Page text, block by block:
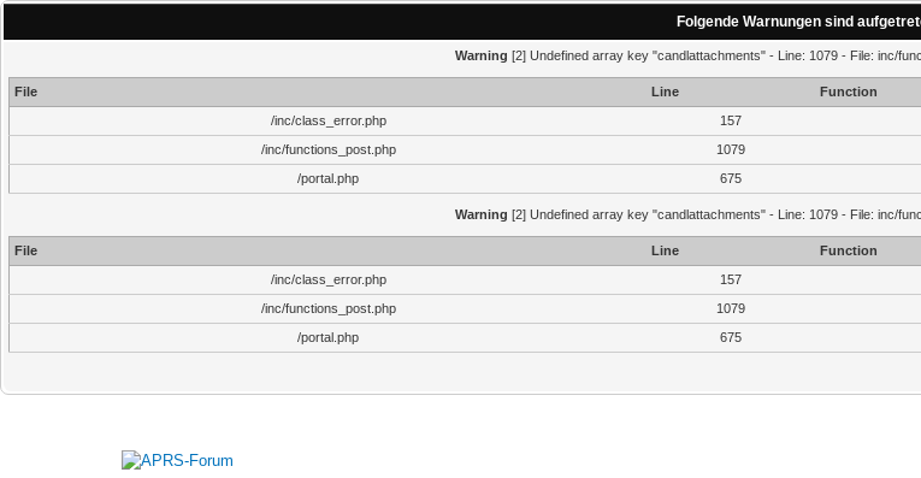
Folgende Warnungen sind
Warning [2] Undefined array key "candlattachments" - Line: 1079 - File: inc/
File Line
Function
/inc/class_error.php
157
/inc/functions_post.php
1079
/portal.php
675
Warning [2] Undefined array key "candlattachments" - Line: 1079 - File: inc/
File Line
Function
/inc/class_error.php
157
/inc/functions_post.php
1079
/portal.php
675